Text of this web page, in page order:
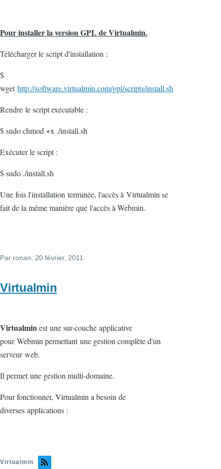
Pour installer la version GPL de Virtualmin.
Télécharger le script d'installation :
$
wgethttp://software.virtualmin.com/gpl/scripts/install.sh
Rendre le script exécutable :
$ sudo chmod +x ./install.sh
Exécuter le script :
$ sudo ./install.sh
Une fois l'installation terminée, l'accès à Virtualmin se
fait de la même manière que l'accès à Webmin.
Par ronan , 20 février, 2011
Virtualmin
Virtualminest une sur-couche applicative
pour Webmin permettant une gestion complète d'un
serveur web.
Il permet une gestion multi-domaine.
Pour fonctionner, Virtualmin a besoin de
diverses applications :
Virtualmin